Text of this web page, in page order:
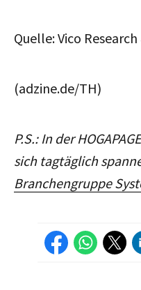
Quelle: Vico
(adzine.de/TH)
P.S.: In der
sich tagtäglich
Branchengruppe